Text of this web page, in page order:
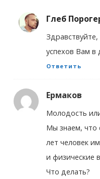
Глеб
успехов Вам в
Ответить
Ермаков
Молодость
Мы знаем, что
лет человек
и физические
Что делать?